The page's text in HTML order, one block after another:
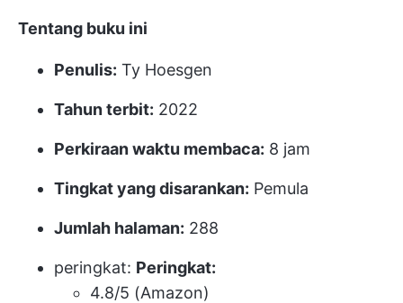
Tentang buku ini
Penulis: Ty Hoesgen
Tahun terbit: 2022
Perkiraan waktu membaca: 8 jam
Tingkat yang disarankan: Pemula
Jumlah halaman: 288
peringkat: Peringkat:
4.8/5 (Amazon)